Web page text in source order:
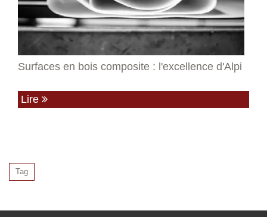
Surfaces en bois composite : l'excellence d'Alpi
Lire
Tag